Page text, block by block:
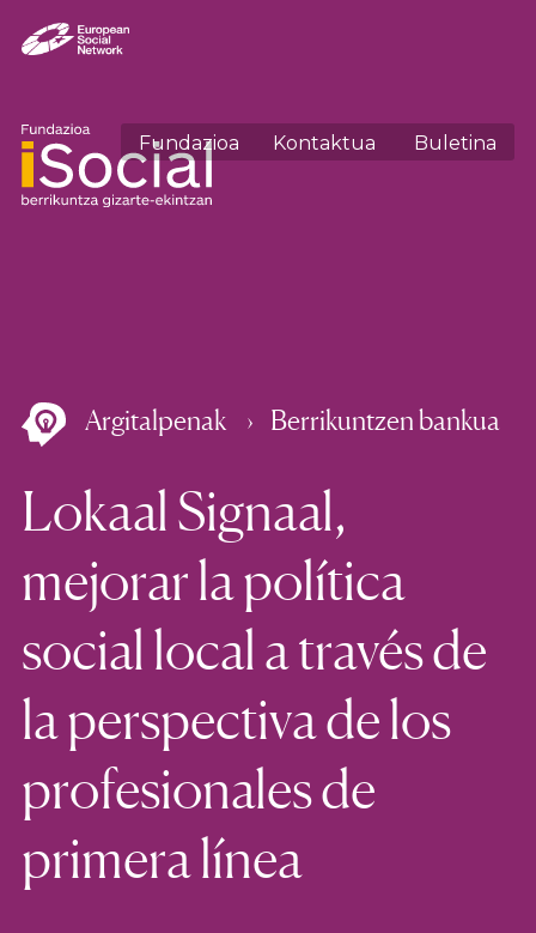
Fundazioa Kontaktua Buletina
Argitalpenak Berrikuntzen bankua
Lokaal Signaal,
mejorar la política
social local a través de
la perspectiva de los
profesionales de
primera línea